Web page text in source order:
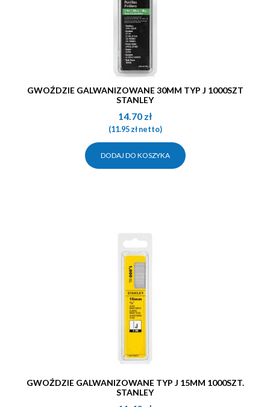
GWOŹDZIE GALWANIZOWANE 30MM TYP J 1000SZT
STANLEY
14.70 zł
(11.95złnetto)
DODAJ DO KOSZYKA
GWOŹDZIE GALWANIZOWANE TYP J 15MM 1000SZT.
STANLEY